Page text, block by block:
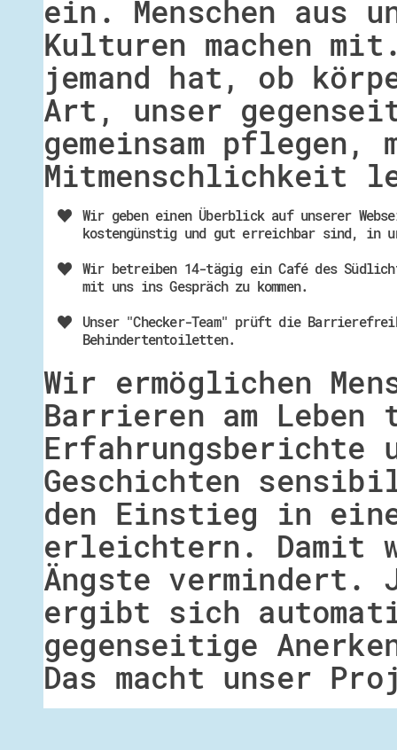
ein. Menschen aus
Kulturen machen
jemand hat, ob
Art, unser
gemeinsam pflegen,
Mitmenschlichkeit
Wir geben einen Überblick auf unserer
kostengünstig und gut erreichbar sind, in
Wir betreiben 14-tägig ein Café des
mit uns ins Gespräch zu kommen.
Unser "Checker-Team" prüft die
Behindertentoiletten.
Wir ermöglichen
Barrieren am Leben
Erfahrungsberichte
Geschichten
den Einstieg in
erleichtern. Damit
Ängste
ergibt sich
gegenseitige
Das macht unser